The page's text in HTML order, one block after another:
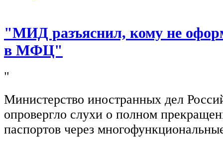
"МИД разъяснил, кому не
в МФЦ"
"
Министерство иностранных дел
опровергло слухи о полном
паспортов через